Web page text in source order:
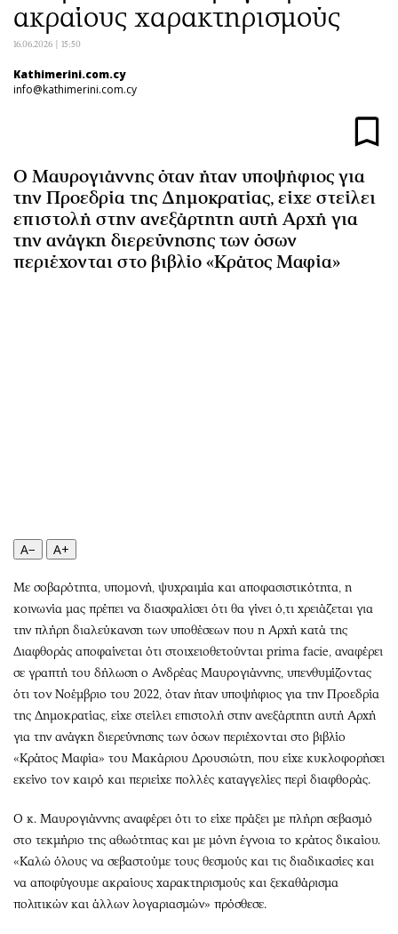
Αθλητισμός
Κύπρος
Ελλάδα
Διεθνή
Οικονομία
Real Estate
Επιχειρήσεις
Αγορές
Money Review
Θέατρο-Χορός
Μουσική
Εικαστικά
Βιβλίο
Χειρόγραφα
Geek
Πολιτική
Οικονομία
Γενικά
Αναδρομές
Πρόσωπα
Uncut
Προσφορές
Προσωπικότητες στην ''Κ''
Επιστολές
ακραίους χαρακτηρισμούς
16.06.2026 | 15:50
Kathimerini.com.cy
info@kathimerini.com.cy
Ο Μαυρογιάννης όταν ήταν υποψήφιος για
την Προεδρία της Δημοκρατίας, είχε στείλει
επιστολή στην ανεξάρτητη αυτή Αρχή για
την ανάγκη διερεύνησης των όσων
περιέχονται στο βιβλίο «Κράτος Μαφία»
A− A+
Με σοβαρότητα, υπομονή, ψυχραιμία και αποφασιστικότητα, η
κοινωνία μας πρέπει να διασφαλίσει ότι θα γίνει ό,τι χρειάζεται για
την πλήρη διαλεύκανση των υποθέσεων που η Αρχή κατά της
Διαφθοράς αποφαίνεται ότι στοιχειοθετούνται prima facie, αναφέρει
σε γραπτή του δήλωση ο Ανδρέας Μαυρογιάννης, υπενθυμίζοντας
ότι τον Νοέμβριο του 2022, όταν ήταν υποψήφιος για την Προεδρία
της Δημοκρατίας, είχε στείλει επιστολή στην ανεξάρτητη αυτή Αρχή
για την ανάγκη διερεύνησης των όσων περιέχονται στο βιβλίο
«Κράτος Μαφία» του Μακάριου Δρουσιώτη, που είχε κυκλοφορήσει
εκείνο τον καιρό και περιείχε πολλές καταγγελίες περί διαφθοράς.
Ο κ. Μαυρογιάννης αναφέρει ότι το είχε πράξει με πλήρη σεβασμό
στο τεκμήριο της αθωότητας και με μόνη έγνοια το κράτος δικαίου.
«Καλώ όλους να σεβαστούμε τους θεσμούς και τις διαδικασίες και
να αποφύγουμε ακραίους χαρακτηρισμούς και ξεκαθάρισμα
πολιτικών και άλλων λογαριασμών» πρόσθεσε.